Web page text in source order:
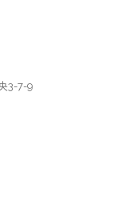
3-7-9